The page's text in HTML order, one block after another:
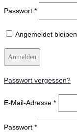
Passwort *
Angemeldet bleiben
Anmelden
Passwort vergessen?
E-Mail-Adresse *
Passwort *